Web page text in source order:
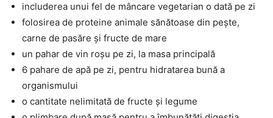
includerea unui fel de mâncare vegetarian o dată pe zi
folosirea de proteine animale sănătoase din pește,
carne de pasăre și fructe de mare
un pahar de vin roșu pe zi, la masa principală
6 pahare de apă pe zi, pentru hidratarea bună a
organismului
o cantitate nelimitată de fructe și legume